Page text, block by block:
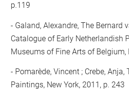
p.119
Galand, Alexandre, The Bernard
Catalogue of Early Netherlandish
Museums of Fine Arts of Belgium,
Pomarède, Vincent ; Crebe, Anja,
Paintings, New York, 2011, p. 243